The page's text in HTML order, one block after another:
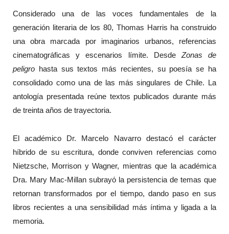
Considerado una de las voces fundamentales de la
generación literaria de los 80, Thomas Harris ha construido
una obra marcada por imaginarios urbanos, referencias
cinematográficas y escenarios límite. Desde Zonas de
peligrohasta sus textos más recientes, su poesía se ha
consolidado como una de las más singulares de Chile. La
antología presentada reúne textos publicados durante más
de treinta años de trayectoria.
El académico Dr. Marcelo Navarro destacó el carácter
híbrido de su escritura, donde conviven referencias como
Nietzsche, Morrison y Wagner, mientras que la académica
Dra. Mary Mac-Millan subrayó la persistencia de temas que
retornan transformados por el tiempo, dando paso en sus
libros recientes a una sensibilidad más íntima y ligada a la
memoria.